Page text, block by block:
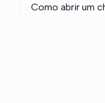
Como abrir um